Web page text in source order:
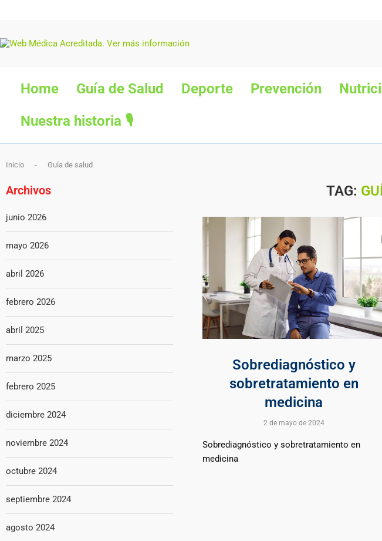
Home Guía de Salud Deporte Prevención
Nuestra historia 🎙
Inicio - Guía de salud
TAG:
Sobrediagnóstico y
sobretratamiento en
medicina
2 de mayo de 2024
Sobrediagnóstico y sobretratamiento en
medicina
Archivos
junio 2026
mayo 2026
abril 2026
febrero 2026
abril 2025
marzo 2025
febrero 2025
diciembre 2024
noviembre 2024
octubre 2024
septiembre 2024
agosto 2024